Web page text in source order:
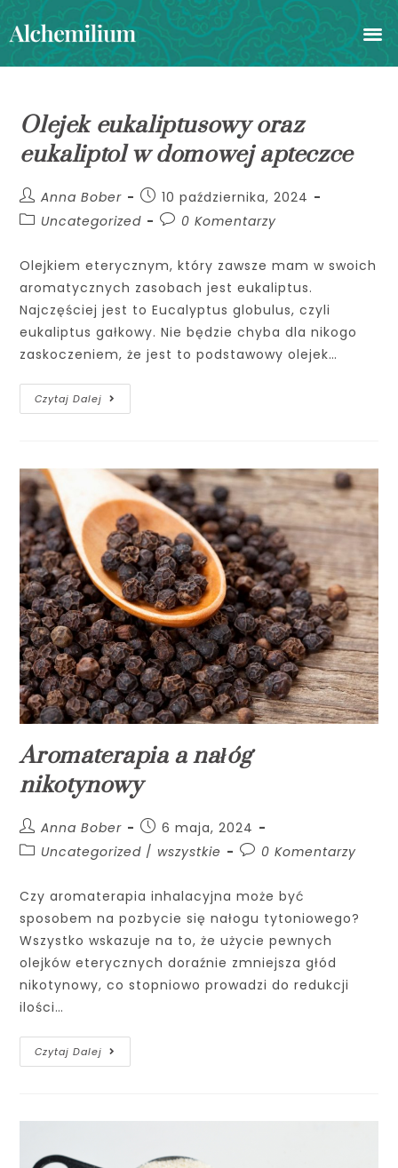
Olejek eukaliptusowy oraz
eukaliptol w domowej apteczce
Anna Bober
10 października, 2024
Uncategorized
0 Komentarzy
Olejkiem eterycznym, który zawsze mam w swoich
aromatycznych zasobach jest eukaliptus.
Najczęściej jest to Eucalyptus globulus, czyli
eukaliptus gałkowy. Nie będzie chyba dla nikogo
zaskoczeniem, że jest to podstawowy olejek…
Czytaj Dalej
Aromaterapia a nałóg
nikotynowy
Anna Bober
6 maja, 2024
Uncategorized / wszystkie 0 Komentarzy
Czy aromaterapia inhalacyjna może być
sposobem na pozbycie się nałogu tytoniowego?
Wszystko wskazuje na to, że użycie pewnych
olejków eterycznych doraźnie zmniejsza głód
nikotynowy, co stopniowo prowadzi do redukcji
ilości…
Czytaj Dalej